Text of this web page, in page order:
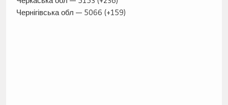
Чернігівська обл — 5066 (+159)